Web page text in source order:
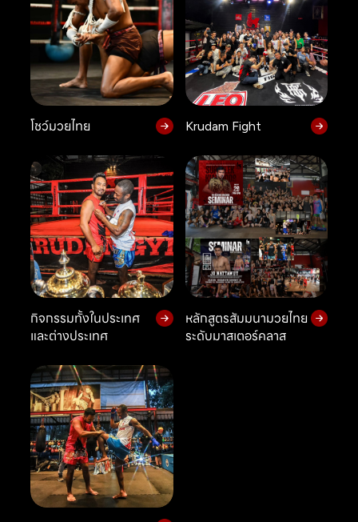
โชว์มวยไทย Krudam Fight
กิจกรรมทั้งในประเทศ
และต่างประเทศ
หลักสูตรสัมมนามวยไทย
ระดับมาสเตอร์คลาส